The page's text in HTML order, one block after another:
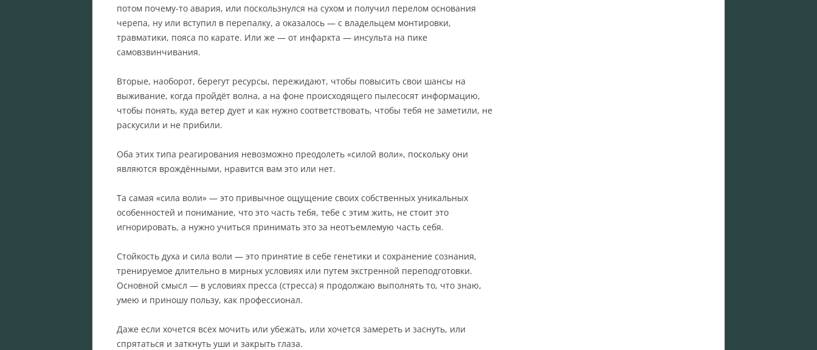
потом почему-то авария, или поскользнулся на сухом и получил перелом основания
черепа, ну или вступил в перепалку, а оказалось — с владельцем монтировки,
травматики, пояса по карате. Или же — от инфаркта — инсульта на пике
самовзвинчивания.
Вторые, наоборот, берегут ресурсы, пережидают, чтобы повысить свои шансы на
выживание, когда пройдёт волна, а на фоне происходящего пылесосят информацию,
чтобы понять, куда ветер дует и как нужно соответствовать, чтобы тебя не заметили, не
раскусили и не прибили.
Оба этих типа реагирования невозможно преодолеть «силой воли», поскольку они
являются врождёнными, нравится вам это или нет.
Та самая «сила воли» — это привычное ощущение своих собственных уникальных
особенностей и понимание, что это часть тебя, тебе с этим жить, не стоит это
игнорировать, а нужно учиться принимать это за неотъемлемую часть себя.
Стойкость духа и сила воли — это принятие в себе генетики и сохранение сознания,
тренируемое длительно в мирных условиях или путем экстренной переподготовки.
Основной смысл — в условиях пресса (стресса) я продолжаю выполнять то, что знаю,
умею и приношу пользу, как профессионал.
Даже если хочется всех мочить или убежать, или хочется замереть и заснуть, или
спрятаться и заткнуть уши и закрыть глаза.